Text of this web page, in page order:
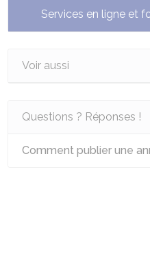
Services en ligne et
Voir aussi
Questions ? Réponses !
Comment publier une